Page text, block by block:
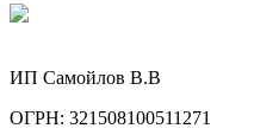
ИП Самойлов В.В
ОГРН: 321508100511271